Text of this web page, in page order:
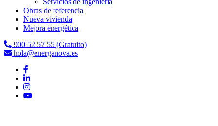
Servicios de ingeniería
Obras de referencia
Nueva vivienda
Mejora energética
900 52 57 55 (Gratuito)
hola@energanova.es